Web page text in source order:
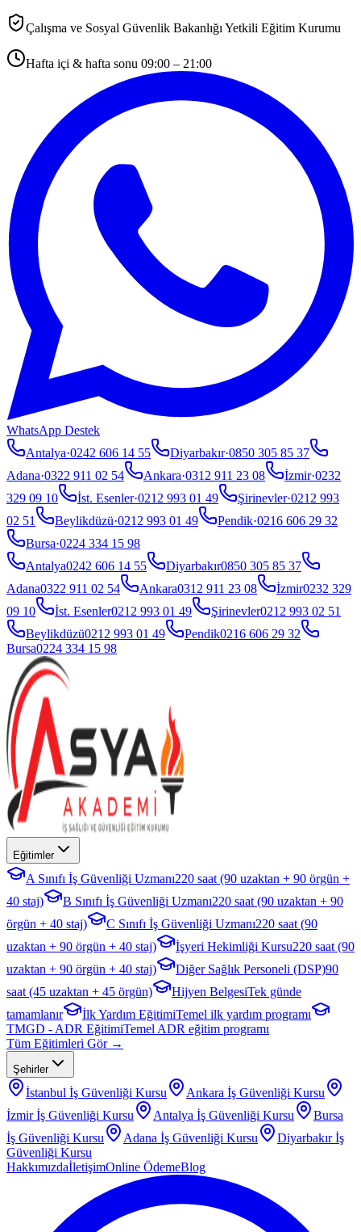
Çalışma ve Sosyal Güvenlik Bakanlığı Yetkili Eğitim Kurumu
Hafta içi & hafta sonu 09:00 – 21:00
WhatsApp Destek
Antalya·0242 606 14 55 Diyarbakır·0850 305 85 37
Adana·0322 911 02 54 Ankara·0312 911 23 08 İzmir·0232
329 09 10
İst. Esenler·0212 993 01 49 Şirinevler·0212 993
02 51
Beylikdüzü·0212 993 01 49 Pendik·0216 606 29 32
Bursa·0224 334 15 98
Antalya0242 606 14 55 Diyarbakır0850 305 85 37
Adana0322 911 02 54 Ankara0312 911 23 08 İzmir0232 329
09 10
İst. Esenler0212 993 01 49 Şirinevler0212 993 02 51
Beylikdüzü0212 993 01 49 Pendik0216 606 29 32
Bursa0224 334 15 98
Eğitimler
A Sınıfı İş Güvenliği Uzmanı220 saat (90 uzaktan + 90 örgün +
40 staj)
B Sınıfı İş Güvenliği Uzmanı220 saat (90 uzaktan + 90
örgün + 40 staj)
C Sınıfı İş Güvenliği Uzmanı220 saat (90
uzaktan + 90 örgün + 40 staj)
İşyeri Hekimliği Kursu220 saat (90
uzaktan + 90 örgün + 40 staj)
Diğer Sağlık Personeli (DSP)90
saat (45 uzaktan + 45 örgün)
Hijyen BelgesiTek günde
tamamlanır
İlk Yardım EğitimiTemel ilk yardım programı
TMGD - ADR EğitimiTemel ADR eğitim programı
Tüm Eğitimleri Gör →
Şehirler
İstanbul İş Güvenliği Kursu Ankara İş Güvenliği Kursu
İzmirİş Güvenliği Kursu Antalya İş Güvenliği Kursu
Bursa
İş Güvenliği Kursu
Adana İş Güvenliği Kursu Diyarbakırİş
Güvenliği Kursu
HakkımızdaİletişimOnline ÖdemeBlog